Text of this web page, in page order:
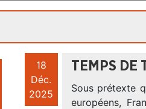
18
Déc.
2025
TEMPS DE
Sous prétexte
européens,